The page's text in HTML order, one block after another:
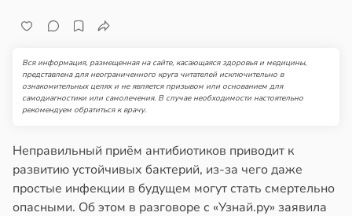
Вся информация, размещенная на сайте, касающаяся здоровья и медицины,
представлена для неограниченного круга читателей исключительно в
ознакомительных целях и не является призывом или основанием для
самодиагностики или самолечения. В случае необходимости настоятельно
рекомендуем обратиться к врачу.
Неправильный приём антибиотиков приводит к
развитию устойчивых бактерий, из-за чего даже
простые инфекции в будущем могут стать смертельно
опасными. Об этом в разговоре с «Узнай.ру» заявила